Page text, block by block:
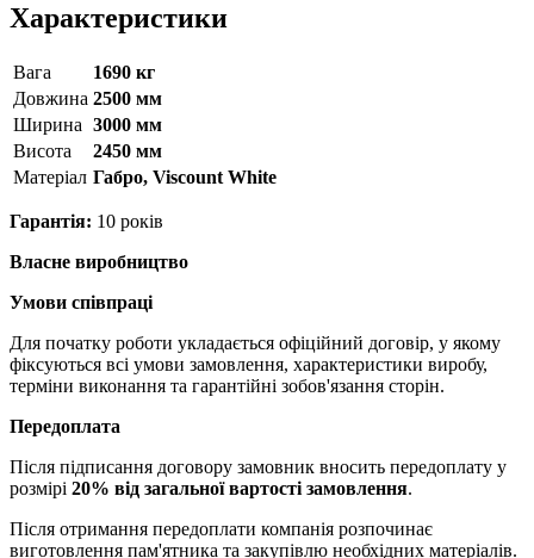
Характеристики
Вага
1690 кг
Довжина 2500 мм
Ширина 3000 мм
Висота
2450 мм
Матерiал Габро, Viscount White
Гарантія: 10 років
Власне виробництво
Умови співпраці
Для початку роботи укладається офіційний договір, у якому
фіксуються всі умови замовлення, характеристики виробу,
терміни виконання та гарантійні зобов'язання сторін.
Передоплата
Після підписання договору замовник вносить передоплату у
розмірі 20% від загальної вартості замовлення.
Після отримання передоплати компанія розпочинає
виготовлення пам'ятника та закупівлю необхідних матеріалів.